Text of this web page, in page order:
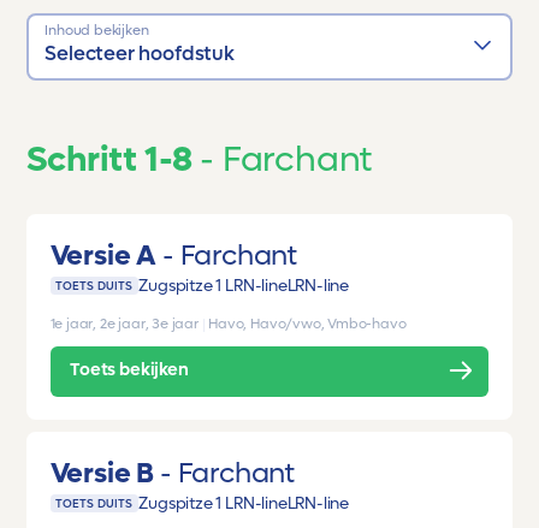
Inhoud bekijken
Selecteer hoofdstuk
Schritt 1-8 Farchant
Versie A Farchant
TOETS DUITS Zugspitze 1 LRN-lineLRN-line
1e jaar, 2e jaar, 3e jaar Havo, Havo/vwo, Vmbo-havo
Toets bekijken
Versie B Farchant
TOETS DUITS Zugspitze 1 LRN-lineLRN-line